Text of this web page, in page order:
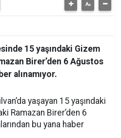
15 yaşındaki Gizem
Birer’den 6 Ağustos
alınamıyor.
yaşayan 15 yaşındaki
Ramazan Birer’den 6
bu yana haber